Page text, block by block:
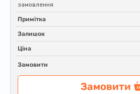
замовлення
Примітка
Залишок
Ціна
Замовити
Замовити